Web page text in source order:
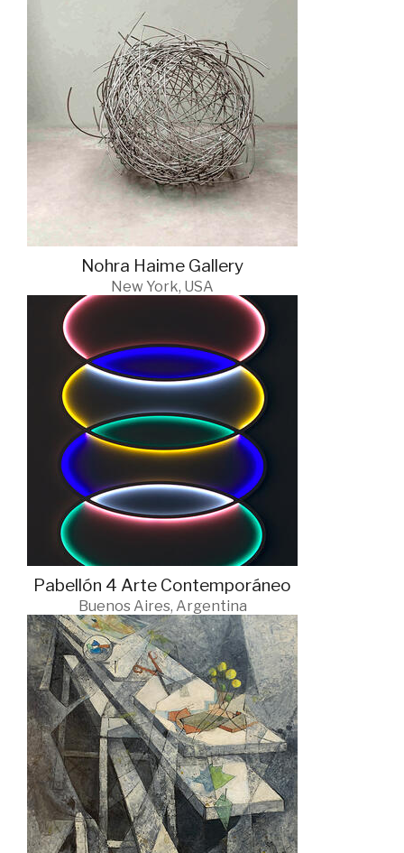
Nohra Haime Gallery
New York, USA
Pabellón 4 Arte Contemporáneo
Buenos Aires, Argentina